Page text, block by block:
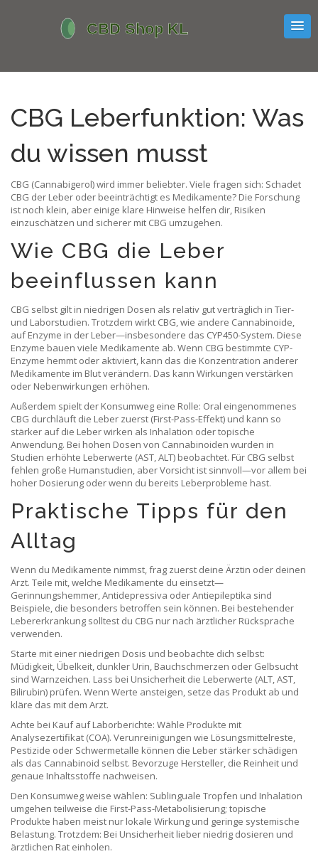
CBG Leberfunktion: Was
du wissen musst
CBG (Cannabigerol) wird immer beliebter. Viele fragen sich: Schadet
CBG der Leber oder beeinträchtigt es Medikamente? Die Forschung
ist noch klein, aber einige klare Hinweise helfen dir, Risiken
einzuschätzen und sicherer mit CBG umzugehen.
Wie CBG die Leber
beeinflussen kann
CBG selbst gilt in niedrigen Dosen als relativ gut verträglich in Tier-
und Laborstudien. Trotzdem wirkt CBG, wie andere Cannabinoide,
auf Enzyme in der Leber—insbesondere das CYP450-System. Diese
Enzyme bauen viele Medikamente ab. Wenn CBG bestimmte CYP-
Enzyme hemmt oder aktiviert, kann das die Konzentration anderer
Medikamente im Blut verändern. Das kann Wirkungen verstärken
oder Nebenwirkungen erhöhen.
Außerdem spielt der Konsumweg eine Rolle: Oral eingenommenes
CBG durchläuft die Leber zuerst (First-Pass-Effekt) und kann so
stärker auf die Leber wirken als Inhalation oder topische
Anwendung. Bei hohen Dosen von Cannabinoiden wurden in
Studien erhöhte Leberwerte (AST, ALT) beobachtet. Für CBG selbst
fehlen große Humanstudien, aber Vorsicht ist sinnvoll—vor allem bei
hoher Dosierung oder wenn du bereits Leberprobleme hast.
Praktische Tipps für den
Alltag
Wenn du Medikamente nimmst, frag zuerst deine Ärztin oder deinen
Arzt. Teile mit, welche Medikamente du einsetzt—
Gerinnungshemmer, Antidepressiva oder Antiepileptika sind
Beispiele, die besonders betroffen sein können. Bei bestehender
Lebererkrankung solltest du CBG nur nach ärztlicher Rücksprache
verwenden.
Starte mit einer niedrigen Dosis und beobachte dich selbst:
Müdigkeit, Übelkeit, dunkler Urin, Bauchschmerzen oder Gelbsucht
sind Warnzeichen. Lass bei Unsicherheit die Leberwerte (ALT, AST,
Bilirubin) prüfen. Wenn Werte ansteigen, setze das Produkt ab und
kläre das mit dem Arzt.
Achte bei Kauf auf Laborberichte: Wähle Produkte mit
Analysezertifikat (COA). Verunreinigungen wie Lösungsmittelreste,
Pestizide oder Schwermetalle können die Leber stärker schädigen
als das Cannabinoid selbst. Bevorzuge Hersteller, die Reinheit und
genaue Inhaltsstoffe nachweisen.
Den Konsumweg weise wählen: Sublinguale Tropfen und Inhalation
umgehen teilweise die First-Pass-Metabolisierung; topische
Produkte haben meist nur lokale Wirkung und geringe systemische
Belastung. Trotzdem: Bei Unsicherheit lieber niedrig dosieren und
ärztlichen Rat einholen.